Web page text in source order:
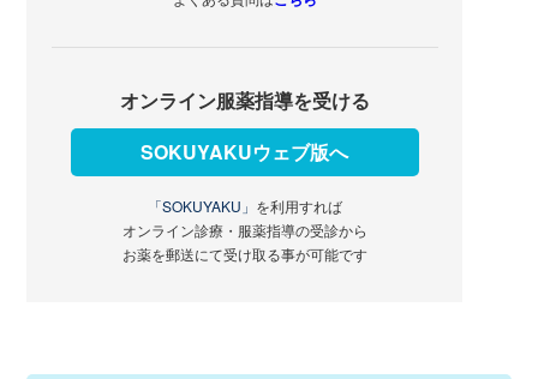
オンライン服薬指導を受ける
SOKUYAKUウェブ版へ
「SOKUYAKU」 を利用すれば
オンライン診療・服薬指導の受診から
お薬を郵送にて受け取る事が可能です